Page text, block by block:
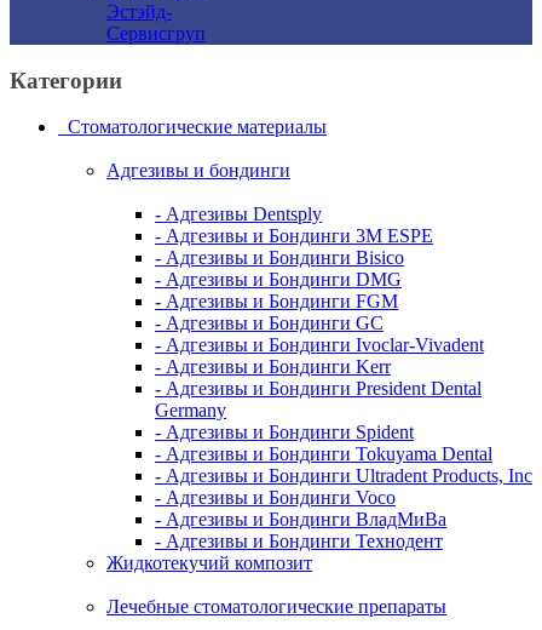
Эстэйд-
Сервисгруп
Категории
Стоматологические материалы
Адгезивы и бондинги
- Адгезивы Dentsply
- Адгезивы и Бондинги 3M ESPE
- Адгезивы и Бондинги Bisico
- Адгезивы и Бондинги DMG
- Адгезивы и Бондинги FGM
- Адгезивы и Бондинги GC
- Адгезивы и Бондинги Ivoclar-Vivadent
- Адгезивы и Бондинги Kerr
- Адгезивы и Бондинги President Dental
Germany
- Адгезивы и Бондинги Spident
- Адгезивы и Бондинги Tokuyama Dental
- Адгезивы и Бондинги Ultradent Products, Inc
- Адгезивы и Бондинги Voco
- Адгезивы и Бондинги ВладМиВа
- Адгезивы и Бондинги Технодент
Жидкотекучий композит
Лечебные стоматологические препараты